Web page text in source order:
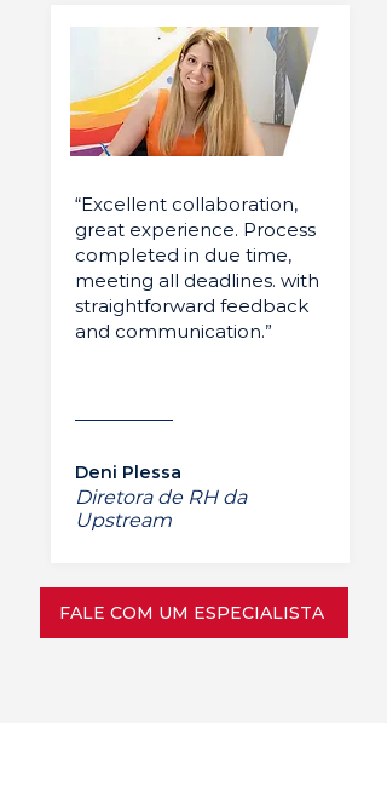
“Excellent collaboration,
great experience. Process
completed in due time,
meeting all deadlines. with
straightforward feedback
and communication.”
Deni Plessa
Diretora de RH da
Upstream
FALE COM UM ESPECIALISTA